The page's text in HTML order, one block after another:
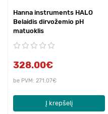
Hanna instruments HALO
Belaidis dirvožemio pH
matuoklis
328.00€
be PVM: 271.07€
Į krepšelį